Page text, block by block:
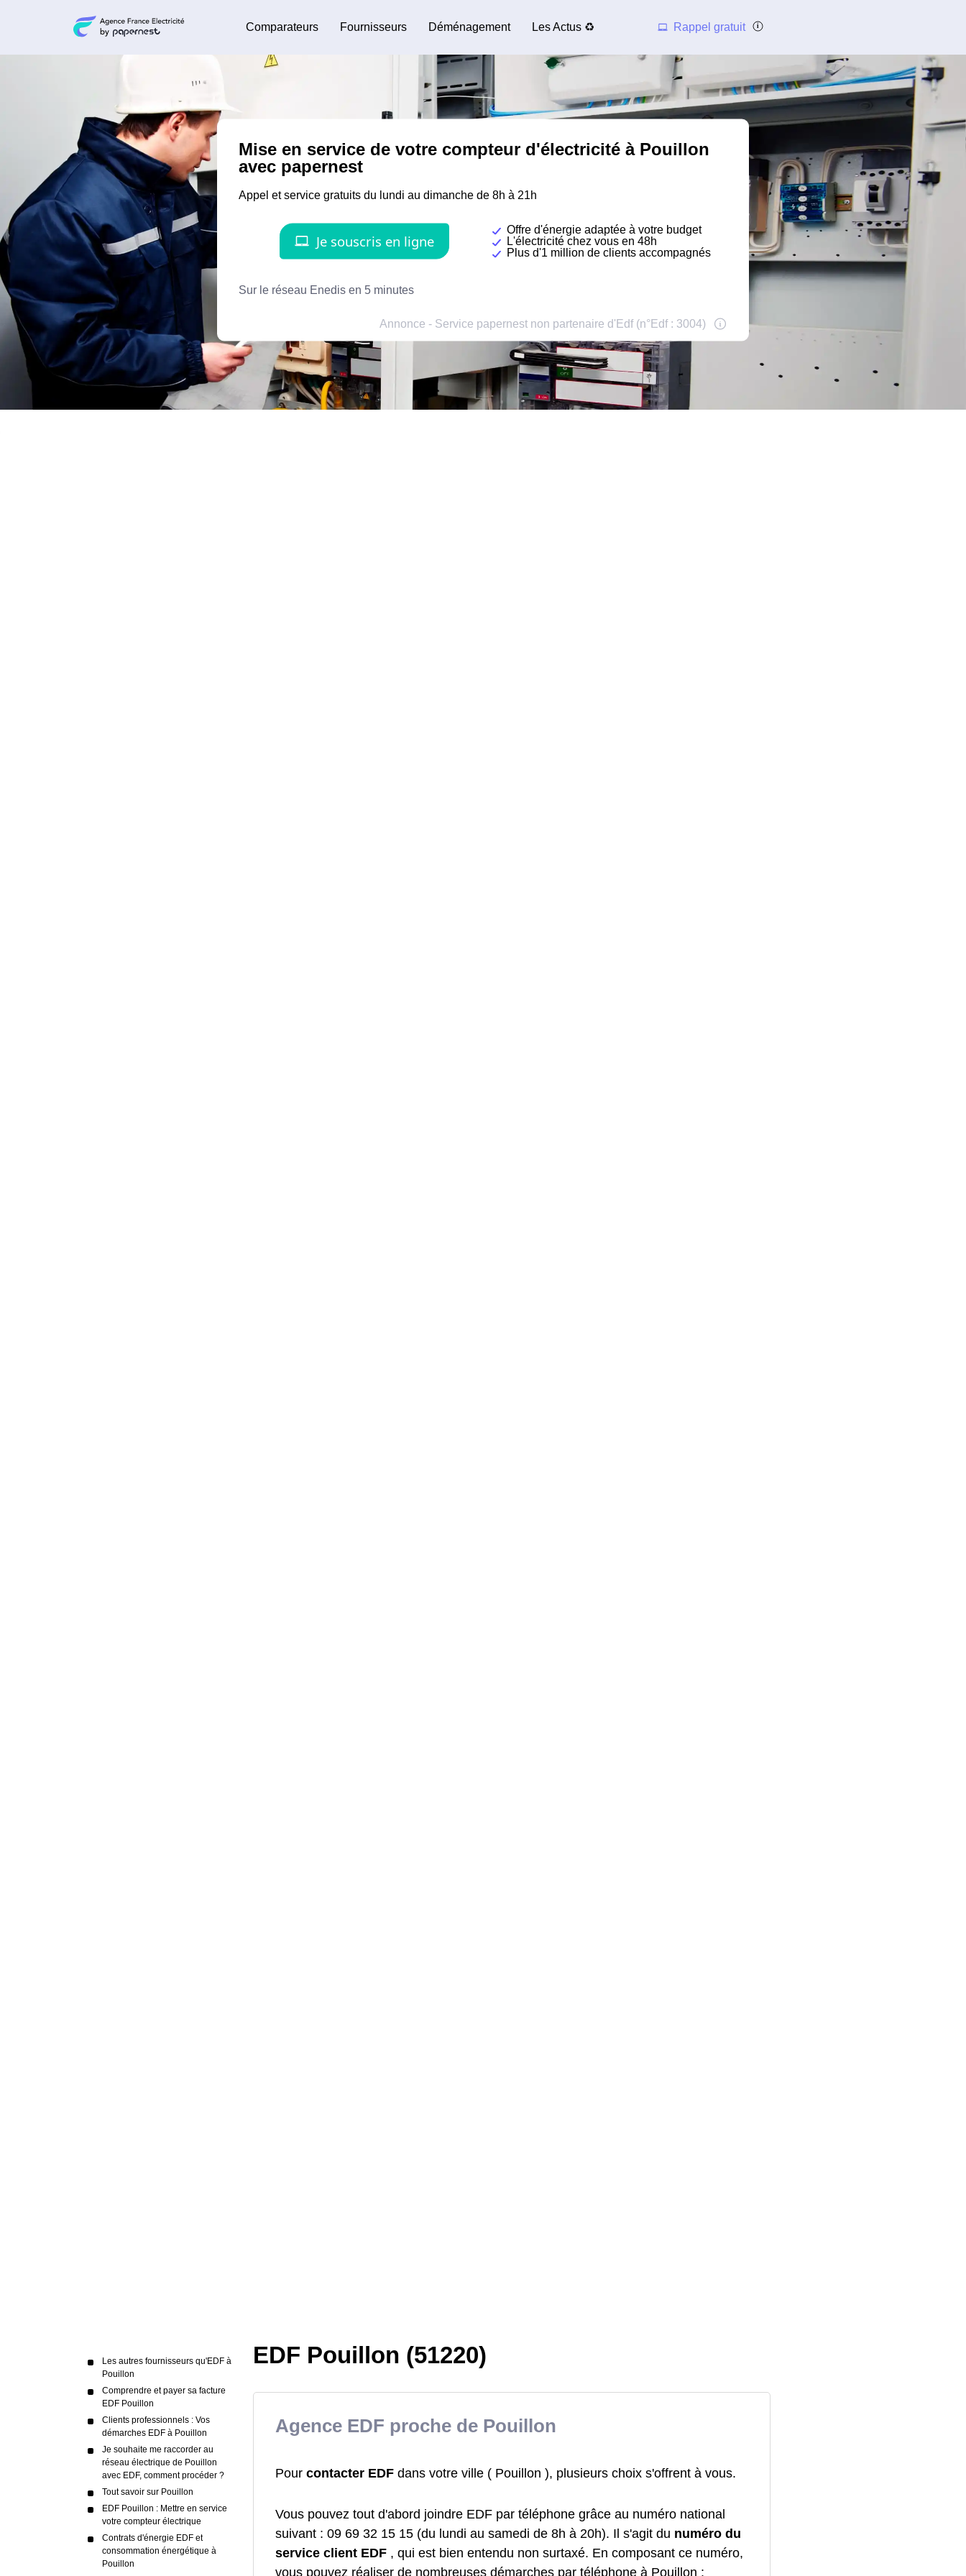
Comparateurs Fournisseurs Déménagement Les Actus ♻️ Rappel gratuit
Les autres fournisseurs qu'EDF à
Pouillon
Comprendre et payer sa facture
EDF Pouillon
Clients professionnels : Vos
démarches EDF à Pouillon
Je souhaite me raccorder au
réseau électrique de Pouillon
avec EDF, comment procéder ?
Tout savoir sur Pouillon
EDF Pouillon : Mettre en service
votre compteur électrique
Contrats d'énergie EDF et
consommation énergétique à
Pouillon
EDF Pouillon (51220)
Agence EDF proche de Pouillon
Pour contacter EDF dans votre ville ( Pouillon ), plusieurs choix s'offrent à vous.
Vous pouvez tout d'abord joindre EDF par téléphone grâce au numéro national
suivant : 09 69 32 15 15 (du lundi au samedi de 8h à 20h). Il s'agit du numéro du
service client EDF , qui est bien entendu non surtaxé. En composant ce numéro,
vous pouvez réaliser de nombreuses démarches par téléphone à Pouillon :